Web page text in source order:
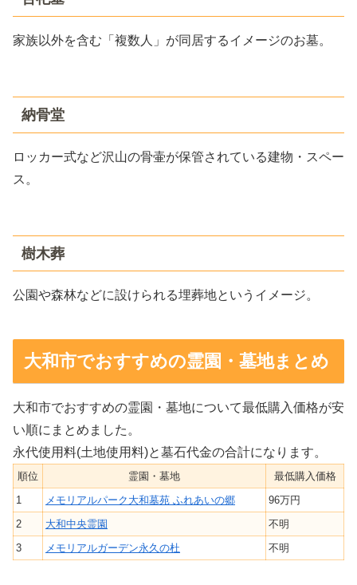
家族以外を含む「複数人」が同居するイメージのお墓。
納骨堂
ロッカー式など沢山の骨壷が保管されている建物・スペー
ス。
樹木葬
公園や森林などに設けられる埋葬地というイメージ。
大和市でおすすめの霊園・墓地まとめ
大和市でおすすめの霊園・墓地について最低購入価格が安
い順にまとめました。
永代使用料(土地使用料)と墓石代金の合計になります。
順位 霊園・墓地
最低購入価格
1
メモリアルパーク大和墓苑 ふれあいの郷
96万円
2
大和中央霊園
不明
3
メモリアルガーデン永久の杜 不明